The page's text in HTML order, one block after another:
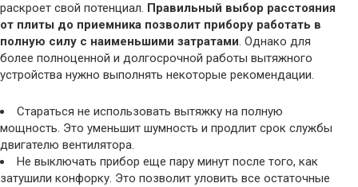
раскроет свой потенциал. Правильный выбор расстояния
от плиты до приемника позволит прибору работать в
полную силу с наименьшими затратами. Однако для
более полноценной и долгосрочной работы вытяжного
устройства нужно выполнять некоторые рекомендации.
Стараться не использовать вытяжку на полную
мощность. Это уменьшит шумность и продлит срок службы
двигателю вентилятора.
Не выключать прибор еще пару минут после того, как
затушили конфорку. Это позволит уловить все остаточные